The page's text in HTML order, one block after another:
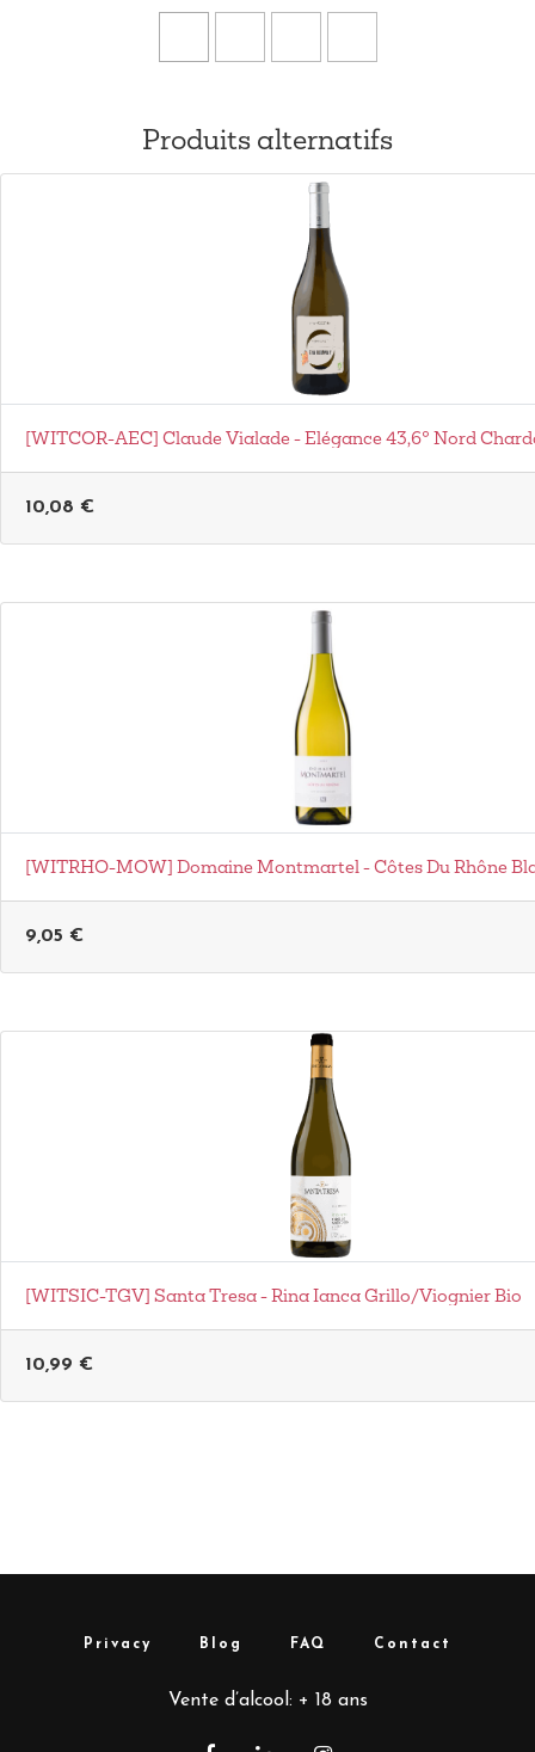
Produits alternatifs
[WITCOR-AEC] Claude Vialade - Elégance 43,6° Nord
10,08 €
[WITRHO-MOW] Domaine Montmartel - Côtes Du Rhône
9,05 €
[WITSIC-TGV] Santa Tresa - Rina Ianca Grillo/Viognier Bio
10,99 €
Privacy Blog FAQ Contact
Vente d’alcool: + 18 ans